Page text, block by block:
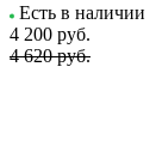
Есть в наличии
4 200 руб.
4 620 руб.